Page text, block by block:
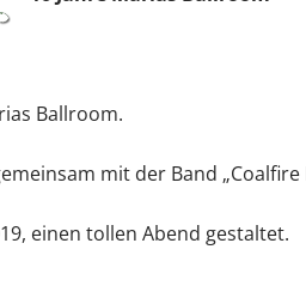
Ballroom.
mit der Band „Coalfire
einen tollen Abend gestaltet.